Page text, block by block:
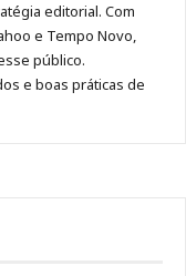
no
Pinterest
no
LinkedIn
no
Instagram
no
Facebook
editorial. Com
e Tempo Novo,
público.
e boas práticas de